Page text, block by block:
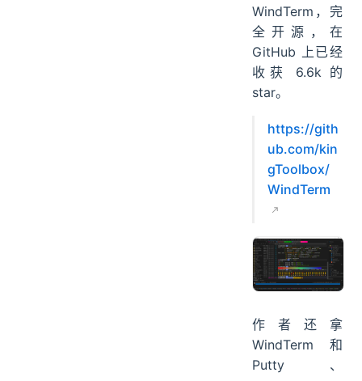
配置 WindTerm
如何重置锁屏密码
更换主题
自动复制
总结
WindTerm，完
全开源，在
GitHub 上已经
收获 6.6k 的
star。
https://gith
ub.com/kin
gToolbox/
WindTerm
作者还拿
WindTerm 和
Putty、